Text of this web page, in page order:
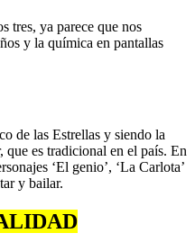
tres, ya parece que nos
y la química en pantallas
de las Estrellas y siendo la
es tradicional en el país. En
‘El genio’, ‘La Carlota’
y bailar.